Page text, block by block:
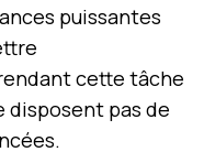
puissantes
cette tâche
disposent pas de